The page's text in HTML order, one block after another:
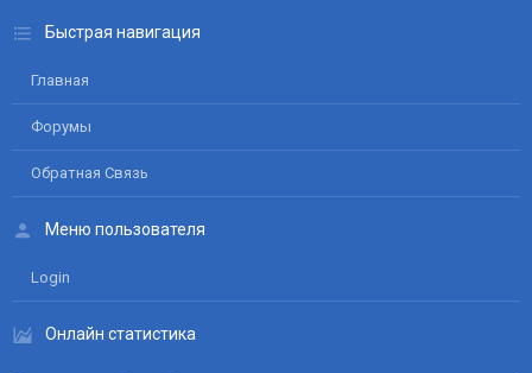
Быстрая навигация
Главная
Форумы
Обратная Связь
Меню пользователя
Login
Онлайн статистика